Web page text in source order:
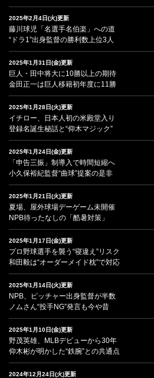
2025年2月4日(火)更新
藤川球児「名選手名伯楽」への道
“ドラ1”出身監督の勝利数上位3人
2025年1月31日(金)更新
巨人・田中将大に10勝以上の期待
金田正一は巨人移籍初年度に11勝
2025年1月28日(火)更新
イチロー、日本人初の米殿堂入り
登録名誕生秘話と“仰木マジック”
2025年1月24日(金)更新
「申告三振」制導入で時間短縮へ
小久保裕紀監督“曲球”提案の是非
2025年1月21日(火)更新
夏場、屋外球場デーゲーム未開催
NPB待ったなしの「酷暑対策」
2025年1月17日(金)更新
プロ野球選手を襲う“寝違え”リスク
和田毅は“オーダーメイド枕”で対応
2025年1月14日(火)更新
NPB、ピッチャー出身監督が半数
ノムさん“投手NG”発言も今や昔
2025年1月10日(金)更新
野茂英雄、MLBデビューから30年
仰木彬が明かした“鉄腕”との共通点
2024年12月24日(火)更新